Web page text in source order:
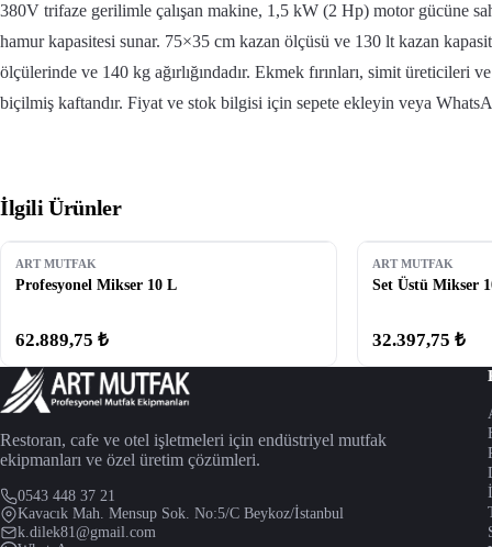
380V trifaze gerilimle çalışan makine, 1,5 kW (2 Hp) motor gücüne
hamur kapasitesi sunar. 75×35 cm kazan ölçüsü ve 130 lt kazan
ölçülerinde ve 140 kg ağırlığındadır. Ekmek fırınları, simit üreticileri
biçilmiş kaftandır. Fiyat ve stok bilgisi için sepete ekleyin veya
İlgili Ürünler
ART MUTFAK
Profesyonel Mikser 10 L
62.889,75 ₺
ART MUTFAK
Set Üstü Mikser
32.397,75 ₺
Restoran, cafe ve otel işletmeleri için endüstriyel mutfak
ekipmanları ve özel üretim çözümleri.
0543 448 37 21
Kavacık Mah. Mensup Sok. No:5/C Beykoz/İstanbul
k.dilek81@gmail.com